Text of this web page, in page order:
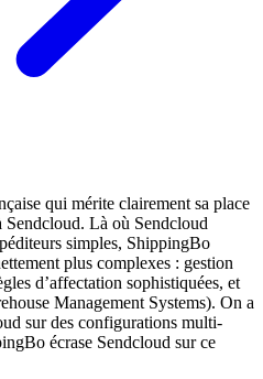
qui mérite clairement sa place
Sendcloud. Là où Sendcloud
simples, ShippingBo
plus complexes : gestion
d’affectation sophistiquées, et
Management Systems). On a
sur des configurations multi-
écrase Sendcloud sur ce